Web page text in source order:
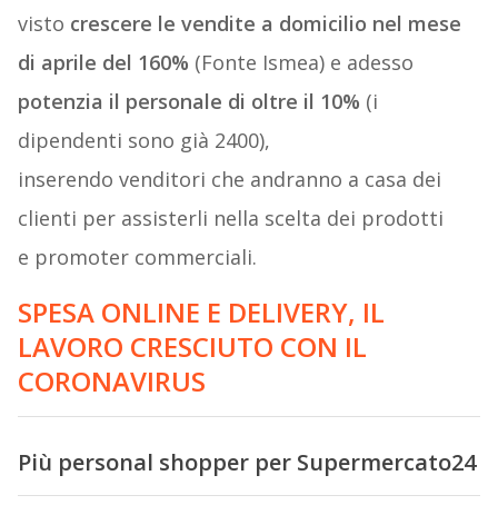
visto crescere le vendite a domicilio nel mese
di aprile del 160% (Fonte Ismea) e adesso
potenzia il personale di oltre il 10% (i
dipendenti sono già 2400),
inserendo venditori che andranno a casa dei
clienti per assisterli nella scelta dei prodotti
e promoter commerciali.
SPESA ONLINE E DELIVERY, IL
LAVORO CRESCIUTO CON IL
CORONAVIRUS
Più personal shopper per Supermercato24